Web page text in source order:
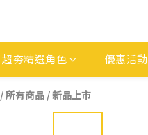
超夯精選角色 優惠活動
/所有商品 /新品上市